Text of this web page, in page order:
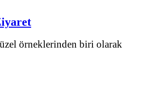
örneklerinden biri olarak